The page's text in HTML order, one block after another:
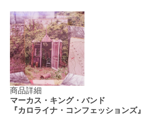
商品詳細
マーカス・キング・バンド
『カロライナ・コンフェッションズ』